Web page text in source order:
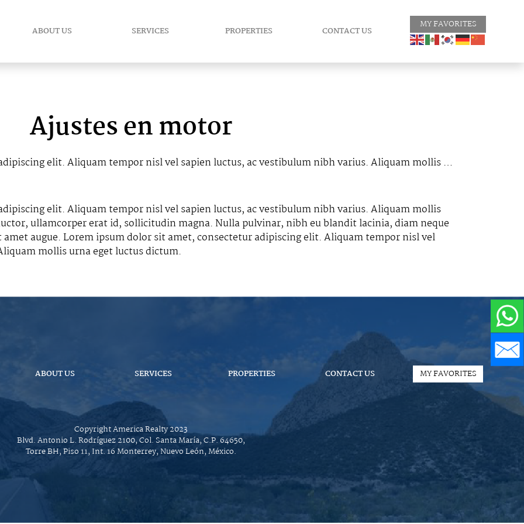
ABOUT US SERVICES PROPERTIES CONTACT US
MY FAVORITES
Ajustes en motor
elit. Aliquam tempor nisl vel sapien luctus, ac vestibulum nibh varius. Aliquam mollis …
elit. Aliquam tempor nisl vel sapien luctus, ac vestibulum nibh varius. Aliquam mollis
ullamcorper erat id, sollicitudin magna. Nulla pulvinar, nibh eu blandit lacinia, diam neque
augue. Lorem ipsum dolor sit amet, consectetur adipiscing elit. Aliquam tempor nisl vel
mollis urna eget luctus dictum.
ABOUT US SERVICES PROPERTIES CONTACT US MY FAVORITES
Copyright America Realty 2023
Blvd. Antonio L. Rodríguez 2100, Col. Santa María, C.P. 64650,
Torre BH, Piso 11, Int. 16 Monterrey, Nuevo León, México.